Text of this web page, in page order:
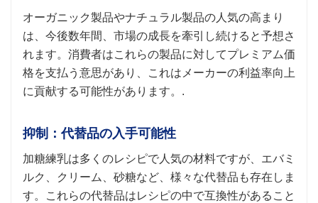
オーガニック製品やナチュラル製品の人気の高まり
は、今後数年間、市場の成長を牽引し続けると予想さ
れます。消費者はこれらの製品に対してプレミアム価
格を支払う意思があり、これはメーカーの利益率向上
に貢献する可能性があります。.
抑制：代替品の入手可能性
加糖練乳は多くのレシピで人気の材料ですが、エバミ
ルク、クリーム、砂糖など、様々な代替品も存在しま
す。これらの代替品はレシピの中で互換性があること